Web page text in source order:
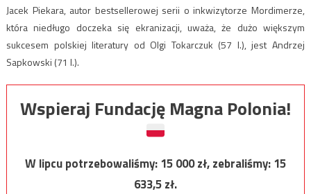
Jacek Piekara, autor bestsellerowej serii o inkwizytorze Mordimerze,
która niedługo doczeka się ekranizacji, uważa, że dużo większym
sukcesem polskiej literatury od Olgi Tokarczuk (57 l.), jest Andrzej
Sapkowski (71 l.).
Wspieraj Fundację Magna Polonia!
W lipcu potrzebowaliśmy:15 000zł, zebraliśmy:15
633,5zł.